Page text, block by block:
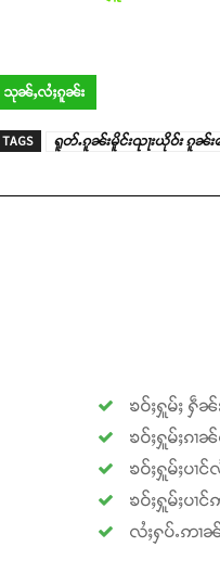
သုၼ်ႇလႆႈၵူၼ်း
TAGS ရူတ်ႉၵူၼ်းမိူင်းၺႃးယိုဝ်း ၵူၼ်း
ၶဝ်ႈႁူမ်ႈ ႁဵ
ၶဝ်ႈႁူမ်ႈၵၢ
ၶဝ်ႈႁူမ်ႈပၢ
ၶဝ်ႈႁူမ်ႈပၢ
လႆႈႁပ်ႉဢၢ